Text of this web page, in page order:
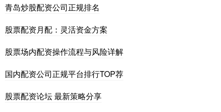
青岛炒股配资公司正规排名
股票配资月配：灵活资金方案
股票场内配资操作流程与风险详解
国内配资公司正规平台排行TOP荐
股票配资论坛 最新策略分享